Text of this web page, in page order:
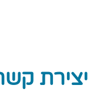
יצירת